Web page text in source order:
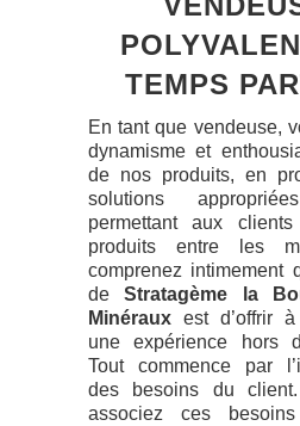
TEMPS
En tant que vendeuse,
dynamisme et
de nos produits, en
solutions
permettant aux
produits entre les
comprenez intimement
deStratagème la
Minéraux est d’offrir
une expérience hors
Tout commence par
des besoins du
associez ces